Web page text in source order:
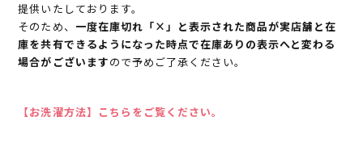
提供いたしております。
そのため、 一度在庫切れ「×」と表示された商品が実店舗と在
庫を共有できるようになった時点で在庫ありの表示へと変わる
場合がございますので予めご了承ください。
【お洗濯方法】こちらをご覧ください。